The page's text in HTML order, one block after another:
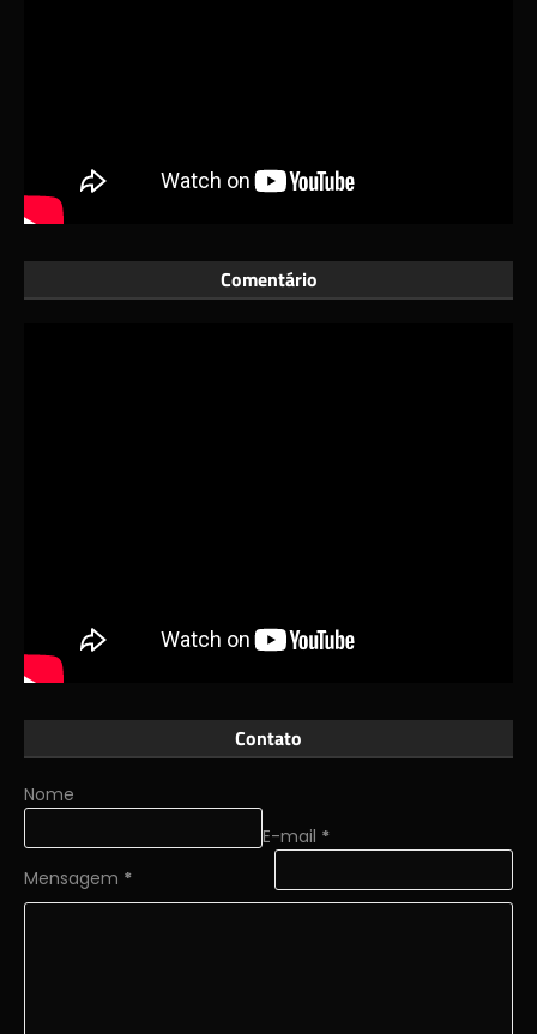
Comentário
Contato
Nome
E-mail *
Mensagem *